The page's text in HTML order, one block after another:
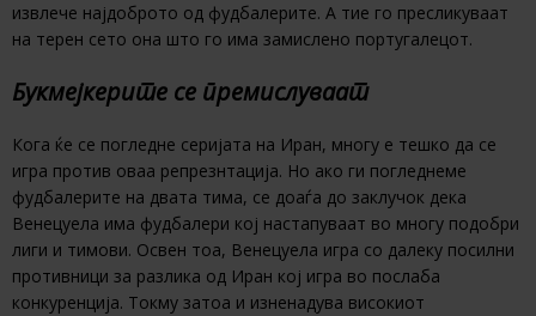
извлече најдоброто од фудбалерите. А тие го пресликуваат
на терен сето она што го има замислено португалецот.
Букмејкерите се премислуваат
Кога ќе се погледне серијата на Иран, многу е тешко да се
игра против оваа репрезнтација. Но ако ги погледнеме
фудбалерите на двата тима, се доаѓа до заклучок дека
Венецуела има фудбалери кој настапуваат во многу подобри
лиги и тимови. Освен тоа, Венецуела игра со далеку посилни
противници за разлика од Иран кој игра во послаба
конкуренција. Токму затоа и изненадува високиот